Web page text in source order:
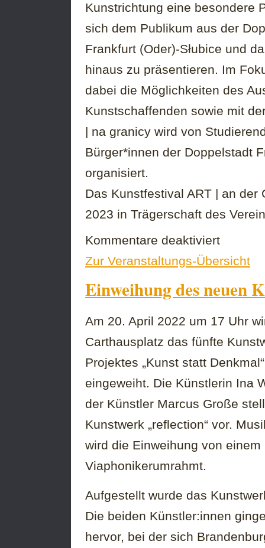
Kunstrichtung eine besondere
sich dem Publikum aus der
Frankfurt (Oder)-Słubice und
hinaus zu präsentieren. Im
dabei die Möglichkeiten des
Kunstschaffenden sowie mit
| na granicy wird von
Bürger*innen der Doppelstadt
organisiert.
Das Kunstfestival ART | an
2023 in Trägerschaft des
Kommentare deaktiviertEröffnung
und
11.
ART
an
Grenze
na
granicy
21.
2023
Zur Veranstaltungs-Übersicht
Einweihung des neuen
Am 20. April 2022 um 17 Uhr
Carthausplatz das fünfte
Projektes „Kunst statt Denkmal“
eingeweiht. Die Künstlerin Ina
der Künstler Marcus Große
Kunstwerk „reflection“ vor.
wird die Einweihung von einem
Viaphonikerumrahmt.
Aufgestellt wurde das
Die beiden Künstler:innen
hervor, bei der sich